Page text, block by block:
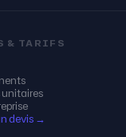
& TARIFS
devis →